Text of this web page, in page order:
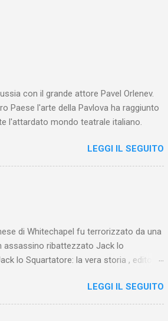
con il grande attore Pavel Orlenev.
Paese l'arte della Pavlova ha raggiunto
l'attardato mondo teatrale italiano.
LEGGI IL SEGUITO
di Whitechapel fu terrorizzato da una
assassino ribattezzato Jack lo
lo Squartatore: la vera storia , edito da
di Whitechapel e del East End e a
quadro davvero sconsolante:
classista, e al suo vertice c’era una
LEGGI IL SEGUITO